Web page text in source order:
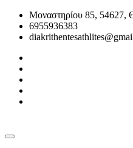
Μοναστηρίου 85, 54627,
6955936383